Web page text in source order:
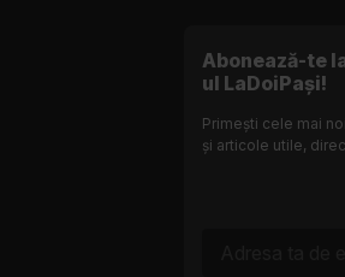
Abonează-te
ul LaDoiPași!
Primești cele mai
și articole utile,